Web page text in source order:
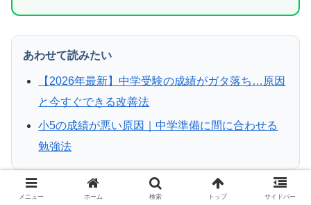
あわせて読みたい
【2026年最新】中学受験の成績がガタ落ち…原因
と今すぐできる改善法
小5の成績が悪い原因｜中学準備に間に合わせる
勉強法
メニュー ホーム 検索 トップ サイドバー